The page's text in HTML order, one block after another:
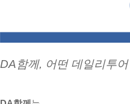
DA함께, 어떤 데일리투